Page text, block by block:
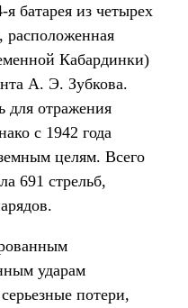
я батарея из четырех
расположенная
Кабардинки)
А. Э. Зубкова.
для отражения
с 1942 года
целям. Всего
691 стрельб,
ударам
потери,